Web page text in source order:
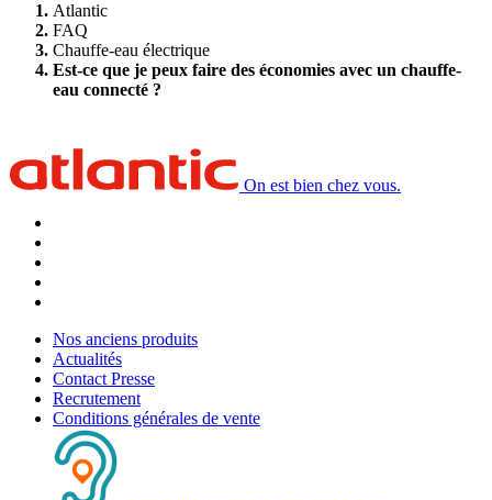
Atlantic
FAQ
Chauffe-eau électrique
Est-ce que je peux faire des économies avec un chauffe-
eau connecté ?
On est bien chez vous.
Nos anciens produits
Actualités
Contact Presse
Recrutement
Conditions générales de vente